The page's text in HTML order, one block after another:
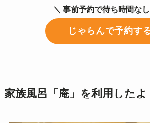
＼ 事前予約で待ち時間な
じゃらんで予約す
家族風呂「庵」を利用したよ